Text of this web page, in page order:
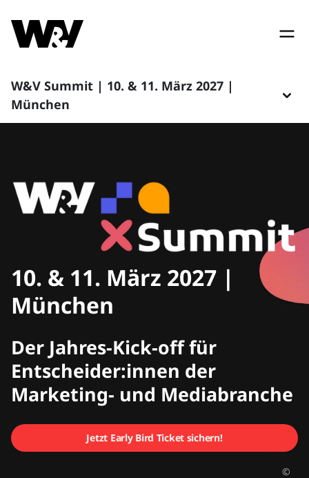
W&V Summit | 10. & 11. März 2027 |
München
W&V Summit
10. & 11. März 2027 |
München
Der Jahres-Kick-off für
Entscheider:innen der
Marketing- und Mediabranche
Jetzt Early Bird Ticket sichern!
©